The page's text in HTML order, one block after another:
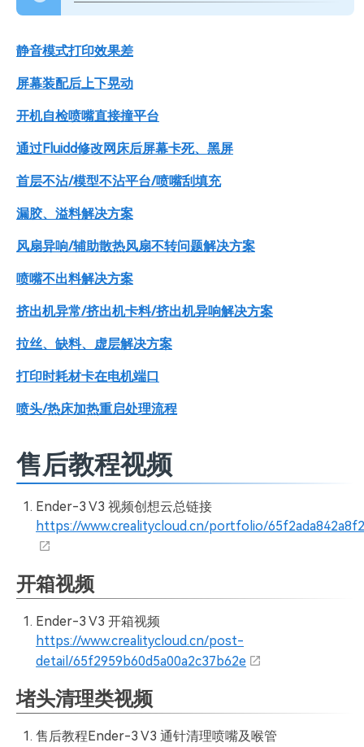
静音模式打印效果差
屏幕装配后上下晃动
开机自检喷嘴直接撞平台
通过Fluidd修改网床后屏幕卡死、黑屏
首层不沾/模型不沾平台/喷嘴刮填充
漏胶、溢料解决方案
风扇异响/辅助散热风扇不转问题解决方案
喷嘴不出料解决方案
挤出机异常/挤出机卡料/挤出机异响解决方案
拉丝、缺料、虚层解决方案
打印时耗材卡在电机端口
喷头/热床加热重启处理流程
售后教程视频
Ender-3 V3 视频创想云总链接
https://www.crealitycloud.cn/portfolio/
开箱视频
Ender-3 V3 开箱视频
https://www.crealitycloud.cn/post-
detail/65f2959b60d5a00a2c37b62e
堵头清理类视频
售后教程Ender-3 V3 通针清理喷嘴及喉管